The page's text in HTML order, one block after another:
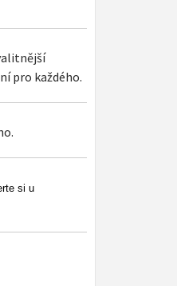
pro každého.
si u